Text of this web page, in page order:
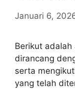
Januari 6,
Berikut adalah
dirancang
serta
yang telah